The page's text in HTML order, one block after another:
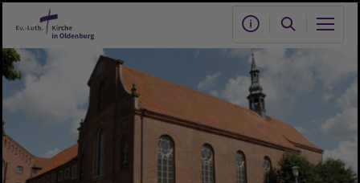
Zum Hauptinhalt springen